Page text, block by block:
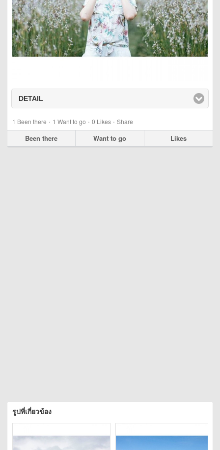
DETAIL
1 Been there · 1 Want to go · 0 Likes · Share
Been there Want to go Likes
รูปที่เกี่ยวข้อง